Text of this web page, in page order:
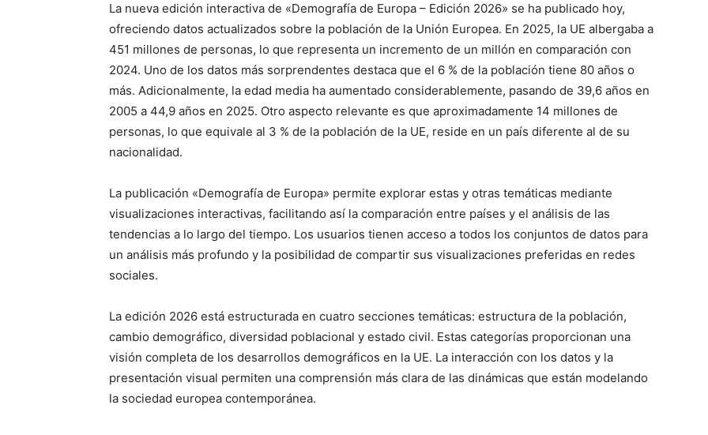
La nueva edición interactiva de «Demografía de Europa – Edición 2026» se ha publicado hoy,
ofreciendo datos actualizados sobre la población de la Unión Europea. En 2025, la UE albergaba a
451 millones de personas, lo que representa un incremento de un millón en comparación con
2024. Uno de los datos más sorprendentes destaca que el 6 % de la población tiene 80 años o
más. Adicionalmente, la edad media ha aumentado considerablemente, pasando de 39,6 años en
2005 a 44,9 años en 2025. Otro aspecto relevante es que aproximadamente 14 millones de
personas, lo que equivale al 3 % de la población de la UE, reside en un país diferente al de su
nacionalidad.
La publicación «Demografía de Europa» permite explorar estas y otras temáticas mediante
visualizaciones interactivas, facilitando así la comparación entre países y el análisis de las
tendencias a lo largo del tiempo. Los usuarios tienen acceso a todos los conjuntos de datos para
un análisis más profundo y la posibilidad de compartir sus visualizaciones preferidas en redes
sociales.
La edición 2026 está estructurada en cuatro secciones temáticas: estructura de la población,
cambio demográfico, diversidad poblacional y estado civil. Estas categorías proporcionan una
visión completa de los desarrollos demográficos en la UE. La interacción con los datos y la
presentación visual permiten una comprensión más clara de las dinámicas que están modelando
la sociedad europea contemporánea.